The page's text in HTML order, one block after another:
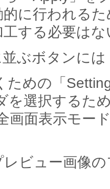
に行われる
する必要はな
ぶボタンに
ための「
を選択するた
画面表示モー
ビュー画像